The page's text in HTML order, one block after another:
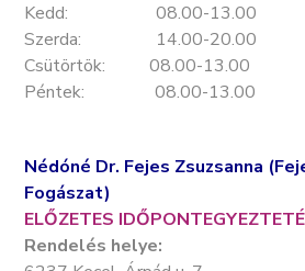
Kedd: 08.00-13.00
Szerda: 14.00-20.00
Csütörtök: 08.00-13.00
Péntek: 08.00-13.00
Nédóné Dr. Fejes Zsuzsanna
Fogászat)
ELŐZETES
Rendelés helye: